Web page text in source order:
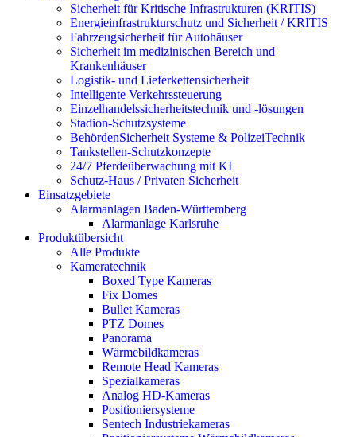
Sicherheit für Kritische Infrastrukturen (KRITIS)
Energieinfrastrukturschutz und Sicherheit / KRITIS
Fahrzeugsicherheit für Autohäuser
Sicherheit im medizinischen Bereich und
Krankenhäuser
Logistik- und Lieferkettensicherheit
Intelligente Verkehrssteuerung
Einzelhandelssicherheitstechnik und -lösungen
Stadion-Schutzsysteme
BehördenSicherheit Systeme & PolizeiTechnik
Tankstellen-Schutzkonzepte​
24/7 Pferdeüberwachung mit KI
Schutz-Haus / Privaten Sicherheit
Einsatzgebiete
Alarmanlagen Baden-Württemberg
Alarmanlage Karlsruhe
Produktübersicht
Alle Produkte
Kameratechnik
Boxed Type Kameras
Fix Domes
Bullet Kameras
PTZ Domes
Panorama
Wärmebildkameras
Remote Head Kameras
Spezialkameras
Analog HD-Kameras
Positioniersysteme
Sentech Industriekameras